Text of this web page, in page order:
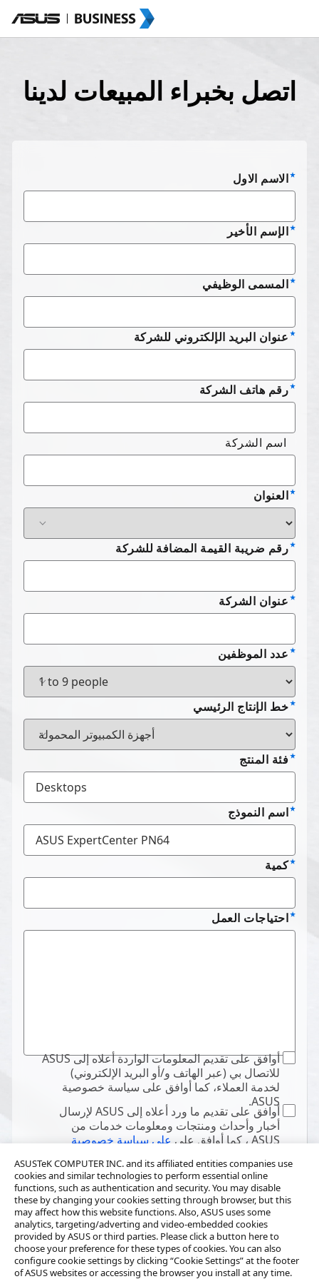
ASUSTeK COMPUTER INC. and its affiliated entities companies use
cookies and similar technologies to perform essential online
functions, such as authentication and security. You may disable
these by changing your cookies setting through browser, but this
may affect how this website functions. Also, ASUS uses some
analytics, targeting/adverting and video-embedded cookies
provided by ASUS or third parties. Please click a button here to
choose your preference for these types of cookies. You can also
configure cookie settings by clicking “Cookie Settings” at the footer
of ASUS websites or accessing the browser you install at any time.
اتصل بخبراء المبيعات لدينا
الاسم الاول
الإسم الأخير
المسمى الوظيفي
عنوان البريد الإلكتروني للشركة
رقم هاتف الشركة
اسم الشركة
العنوان
رقم ضريبة القيمة المضافة للشركة
عنوان الشركة
عدد الموظفين
خط الإنتاج الرئيسي
فئة المنتج
اسم النموذج
كمية
احتياجات العمل
أوافق على تقديم المعلومات الواردة أعلاه إلى ASUS
للاتصال بي (عبر الهاتف و/أو البريد الإلكتروني)
لخدمة العملاء، كما أوافق على سياسة خصوصية
ASUS.
أوافق على تقديم ما ورد أعلاه إلى ASUS لإرسال
أخبار وأحداث ومنتجات ومعلومات خدمات من
ASUS ، كما أوافق على
على سياسة خصوصية